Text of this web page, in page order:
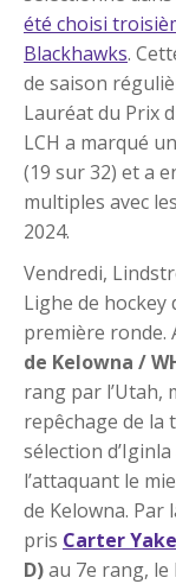
été choisi
Blackhawks.
de saison
Lauréat du Prix
LCH a marqué
(19 sur 32) et a
multiples avec
2024.
Vendredi,
Lighe de hockey
première ronde.
de Kelowna /
rang par l’Utah,
repêchage de la
sélection
l’attaquant le
de Kelowna. Par
pris Carter
D)au 7e rang, le